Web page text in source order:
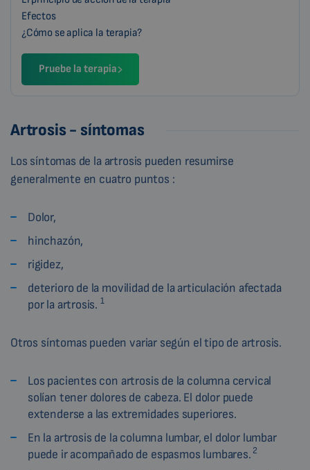
Efectos
¿Cómo se aplica la terapia?
Pruebe la terapia
Artrosis - síntomas
Los síntomas de la artrosis pueden resumirse
generalmente en cuatro puntos :
Dolor,
hinchazón,
rigidez,
deterioro de la movilidad de la articulación afectada
por la artrosis. 1
Otros síntomas pueden variar según el tipo de artrosis.
Los pacientes con artrosis de la columna cervical
solían tener dolores de cabeza. El dolor puede
extenderse a las extremidades superiores.
En la artrosis de la columna lumbar, el dolor lumbar
puede ir acompañado de espasmos lumbares. 2